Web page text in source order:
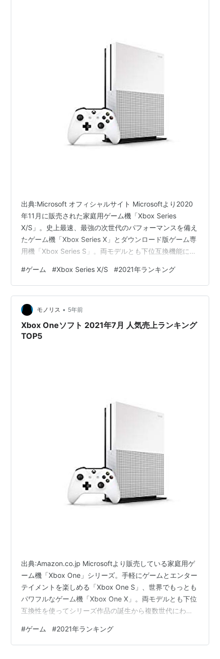
出典:Microsoft オフィシャルサイト Microsoftより2020
年11月に販売された家庭用ゲーム機「Xbox Series
X/S」。史上最速、最強の次世代のパフォーマンスを備え
たゲーム機「Xbox Series X」とダウンロード版ゲーム専
用機「Xbox Series S」。両モデルとも下位互換機能に対
ミングの新しい時代を体験できます。 そこで、今回は
「2021年7月に売れた人気タイトルTOP5」を紹介しま
す。ゲーム好きの人も、次に遊ぶゲームに迷っている人
や、「Xbox Series X/S」と一緒に買おうと思っている人
も参考…
#ゲーム #Xbox Series X/S #2021年ランキング
モノリス • 5年前
Xbox Oneソフト 2021年7月 人気売上ランキング
TOP5
出典:Amazon.co.jp Microsoftより販売している家庭用ゲ
ーム機「Xbox One」シリーズ。手軽にゲームとエンター
テイメントを楽しめる「Xbox One S」、世界でもっとも
パワフルなゲーム機「Xbox One X」。両モデルとも下位
互換性を使ってシリーズ作品の誕生から複数世代にわた
月に売れた人気タイトルTOP5」を紹介します。ゲーム好
きの人も、次に遊ぶゲームに迷っている人や、「Xbox
#ゲーム #2021年ランキング